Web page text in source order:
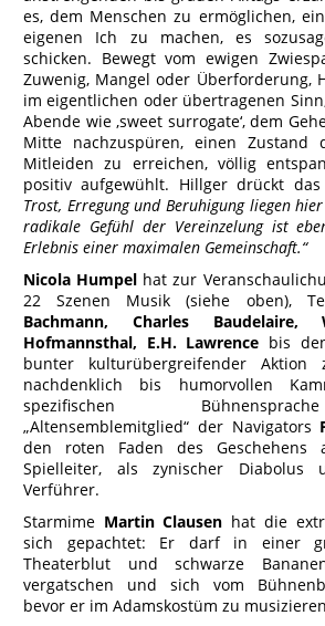
es, dem Menschen zu ermöglichen,
eigenen Ich zu machen, es
schicken. Bewegt vom ewigen
Zuwenig, Mangel oder Überforderung,
im eigentlichen oder übertragenen
Abende wie ‚sweet surrogate‘, dem
Mitte nachzuspüren, einen Zustand
Mitleiden zu erreichen, völlig
positiv aufgewühlt. Hillger drückt
Trost, Erregung und Beruhigung liegen
radikale Gefühl der Vereinzelung ist
Erlebnis einer maximalen Gemeinschaft.“
Nicola Humpel hat zur
22 Szenen Musik (siehe oben),
Bachmann, Charles Baudelaire,
Hofmannsthal, E.H. Lawrence bis
bunter kulturübergreifender Aktion
nachdenklich bis humorvollen
spezifischen
„Altensemblemitglied“ der Navigators
den roten Faden des Geschehens
Spielleiter, als zynischer Diabolus
Verführer.
Starmime Martin Clausen hat die
sich gepachtet: Er darf in einer
Theaterblut und schwarze
vergatschen und sich vom
bevor er im Adamskostüm zu